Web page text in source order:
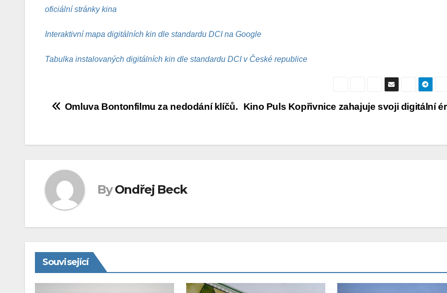
oficiální stránky kina
Interaktivní mapa digitálních kin dle standardu DCI na Google
Tabulka instalovaných digitálních kin dle standardu DCI v České republice
Navigace
příspěvek
Kino Puls Kopřivnice zahajuje svoji digitální
Omluva Bontonfilmu za nedodání klíčů.
By Ondřej Beck
Související